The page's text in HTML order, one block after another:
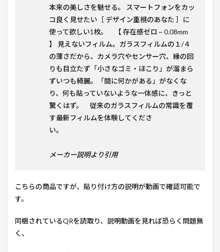
本来の美しさを魅せる。 スマートフォンをカッ
コ良く見せたい［ デザイン重視のあなた ］に
使って欲しい1枚。 【 存在感ゼロ ~ 0.08mm
】 見えないフィルム。ガラスフィルムの１/４
の薄さだから、カメラ穴やセンサー穴、縁の回
りも目立たず「小さなゴミ・ほこり」が溜まら
ずいつも綺麗。「間に何かがある」がなくな
り、何も貼っていないような一体感に、きっと
驚くはず。 従来のガラスフィルムの常識を覆
す最新フィルムを体験してくださ
い。
メーカー説明より引用
こちらの商品ですが、貼り付け方の説明が動画で確認可能で
す。
同梱されているQRを読取り、説明動画を見れば恐らく問題無
く、